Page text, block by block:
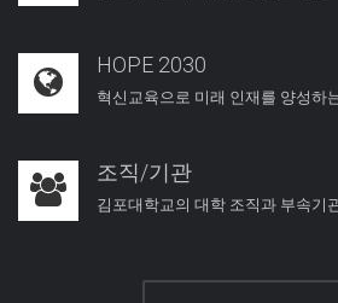
HOPE 2030
혁신교육으로 미래 인재를 양성하
조직/기관
김포대학교의 대학 조직과 부속기